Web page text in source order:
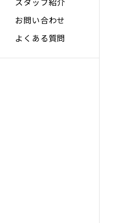
スタッフ紹介
お問い合わせ
よくある質問